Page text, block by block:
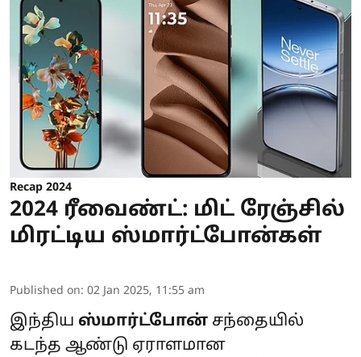
Recap 2024
2024 ரீவைண்ட்: மிட் ரேஞ்சில்
மிரட்டிய ஸ்மார்ட்போன்கள்
Published on: 02 Jan 2025, 11:55 am
இந்திய ஸ்மார்ட்போன் சந்தையில்
கடந்த ஆண்டு ஏராளமான